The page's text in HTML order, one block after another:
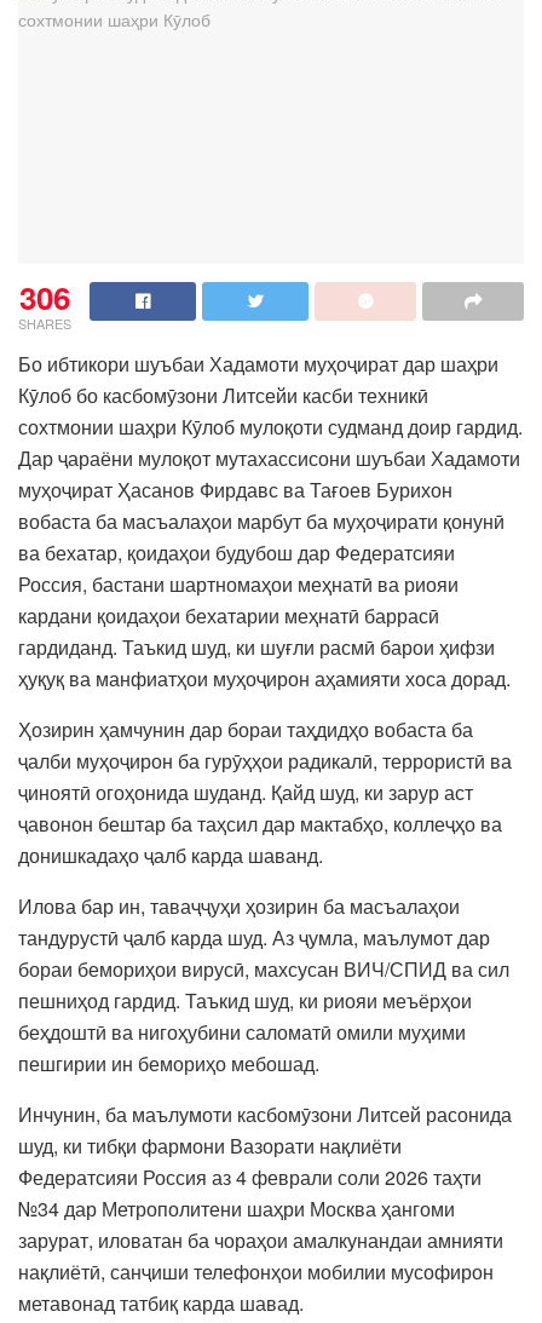
306
SHARES
Бо ибтикори шуъбаи Хадамоти муҳоҷират дар шаҳри
Кӯлоб бо касбомӯзони Литсейи касби техникӣ
сохтмонии шаҳри Кӯлоб мулоқоти судманд доир гардид.
Дар ҷараёни мулоқот мутахассисони шуъбаи Хадамоти
муҳоҷират Ҳасанов Фирдавс ва Тағоев Бурихон
вобаста ба масъалаҳои марбут ба муҳоҷирати қонунӣ
ва бехатар, қоидаҳои будубош дар Федератсияи
Россия, бастани шартномаҳои меҳнатӣ ва риояи
кардани қоидаҳои бехатарии меҳнатӣ баррасӣ
гардиданд. Таъкид шуд, ки шуғли расмӣ барои ҳифзи
ҳуқуқ ва манфиатҳои муҳоҷирон аҳамияти хоса дорад.
Ҳозирин ҳамчунин дар бораи таҳдидҳо вобаста ба
ҷалби муҳоҷирон ба гурӯҳҳои радикалӣ, террористӣ ва
ҷиноятӣ огоҳонида шуданд. Қайд шуд, ки зарур аст
ҷавонон бештар ба таҳсил дар мактабҳо, коллеҷҳо ва
донишкадаҳо ҷалб карда шаванд.
Илова бар ин, таваҷҷуҳи ҳозирин ба масъалаҳои
тандурустӣ ҷалб карда шуд. Аз ҷумла, маълумот дар
бораи бемориҳои вирусӣ, махсусан ВИЧ/СПИД ва сил
пешниҳод гардид. Таъкид шуд, ки риояи меъёрҳои
беҳдоштӣ ва нигоҳубини саломатӣ омили муҳими
пешгирии ин бемориҳо мебошад.
Инчунин, ба маълумоти касбомӯзони Литсей расонида
шуд, ки тибқи фармони Вазорати нақлиёти
Федератсияи Россия аз 4 феврали соли 2026 таҳти
№34 дар Метрополитени шаҳри Москва ҳангоми
зарурат, иловатан ба чораҳои амалкунандаи амнияти
нақлиётӣ, санҷиши телефонҳои мобилии мусофирон
метавонад татбиқ карда шавад.